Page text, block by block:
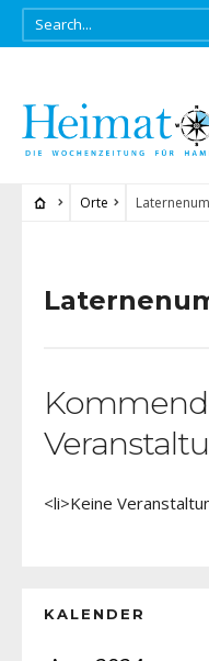
Orte
<li>Keine
KALENDER